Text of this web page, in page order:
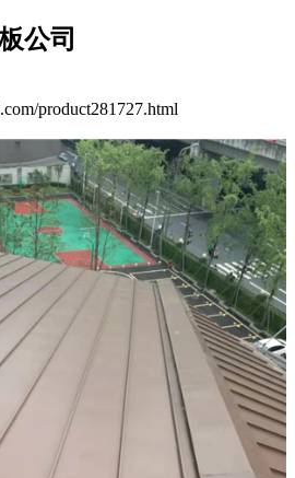
公司
product281727.html